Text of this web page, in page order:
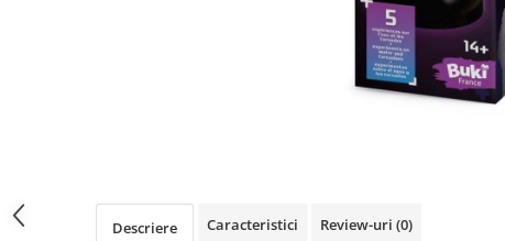
Descriere Caracteristici Review-uri (0)